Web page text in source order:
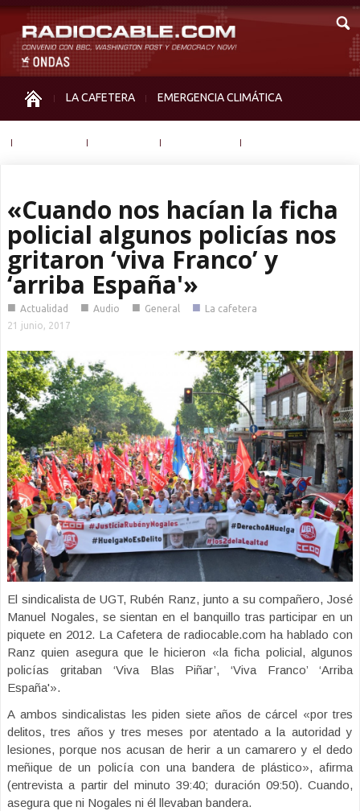
LA CAFETERA EMERGENCIA CLIMÁTICA
«Cuando nos hacían la ficha
policial algunos policías nos
gritaron ‘viva Franco’ y
‘arriba España'»
■ Actualidad ■ Audio ■ General ■ La cafetera
21 junio, 2017
El sindicalista de UGT, Rubén Ranz, junto a su compañero, José
Manuel Nogales, se sientan en el banquillo tras participar en un
piquete en 2012. La Cafetera de radiocable.com ha hablado con
Ranz quien asegura que le hicieron «la ficha policial, algunos
policías gritaban ‘Viva Blas Piñar’, ‘Viva Franco’ ‘Arriba
España'».
A ambos sindicalistas les piden siete años de cárcel «por tres
delitos, tres años y tres meses por atentado a la autoridad y
lesiones, porque nos acusan de herir a un camarero y el dedo
meñique de un policía con una bandera de plástico», afirma
(entrevista a partir del minuto 39:40; duración 09:50). Cuando,
asegura que ni Nogales ni él llevaban bandera.